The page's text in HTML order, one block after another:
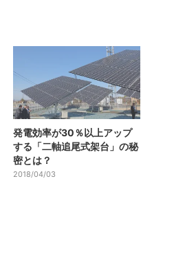
発電効率が30％以上アップ
する「二軸追尾式架台」の秘
密とは？
2018/04/03